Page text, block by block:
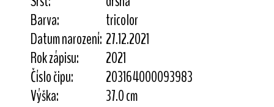
Barva:
tricolor
Datum narození: 27.12.2021
Rok zápisu:
2021
Číslo čipu:
203164000093983
Výška:
37.0 cm